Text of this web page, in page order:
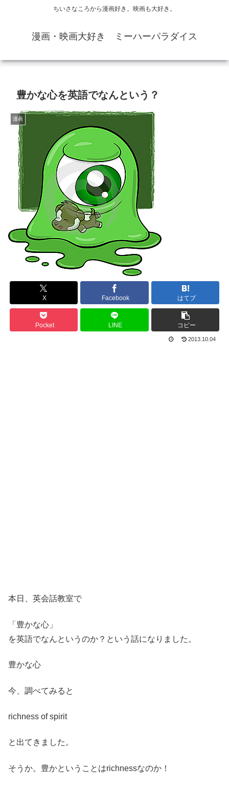
ちいさなころから漫画好き。映画も大好き。
漫画・映画大好き ミーハーパラダイス
豊かな心を英語でなんという？
漫画
X Facebook はてブ
Pocket LINE コピー
2013.10.04
本日、英会話教室で
「豊かな心」
を英語でなんというのか？という話になりました。
豊かな心
今、調べてみると
richness of spirit
と出てきました。
そうか。豊かということはrichnessなのか！